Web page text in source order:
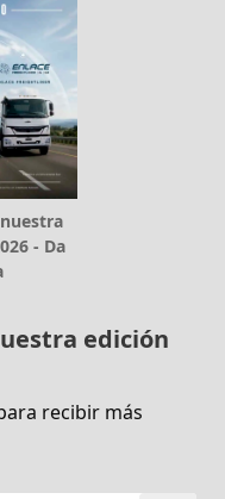
- Da
edición
recibir más